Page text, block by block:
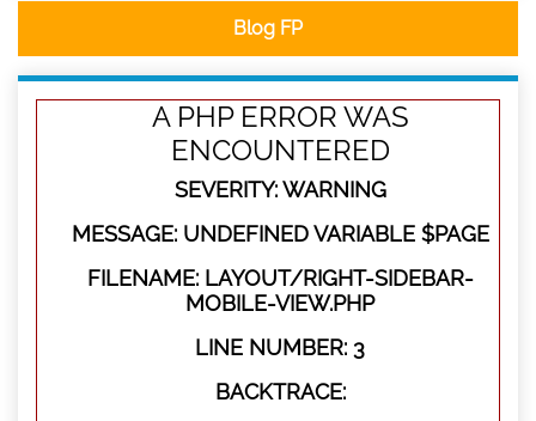
Blog FP
A PHP ERROR WAS
ENCOUNTERED
SEVERITY: WARNING
MESSAGE: UNDEFINED VARIABLE $PAGE
FILENAME: LAYOUT/RIGHT-SIDEBAR-
MOBILE-VIEW.PHP
LINE NUMBER: 3
BACKTRACE: